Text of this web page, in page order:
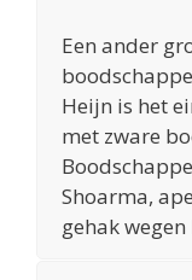
Een ander
Heijn is het
met zware
Shoarma,
gehak